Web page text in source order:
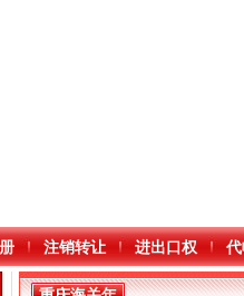
注销转让 进出口权